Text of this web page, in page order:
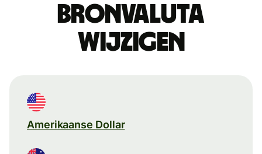
Bronvaluta
wijzigen
Amerikaanse Dollar